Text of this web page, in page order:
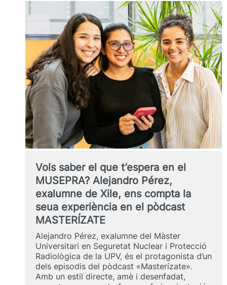
Vols saber el que t’espera en el
MUSEPRA? Alejandro Pérez,
exalumne de Xile, ens compta la
seua experiència en el pòdcast
MASTERÍZATE
Alejandro Pérez, exalumne del Màster
Universitari en Seguretat Nuclear i Protecció
Radiològica de la UPV, és el protagonista d’un
dels episodis del pòdcast «Masterízate».
Amb un estil directe, amè i desenfadat,